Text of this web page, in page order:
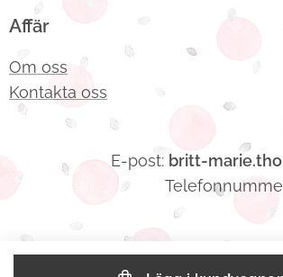
Affär
Om oss
Kontakta oss
E-post: britt-